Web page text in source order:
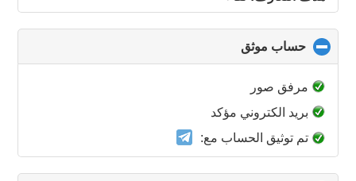
حساب موثق
to
مرفق صور
بريد الكتروني مؤكد
تم توثيق الحساب مع: